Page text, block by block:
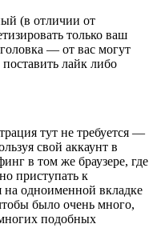
(в отличии от
только ваш
— от вас могут
лайк либо
тут не требуется —
свой аккаунт в
в том же браузере, где
приступать к
одноименной вкладке
было очень много,
подобных